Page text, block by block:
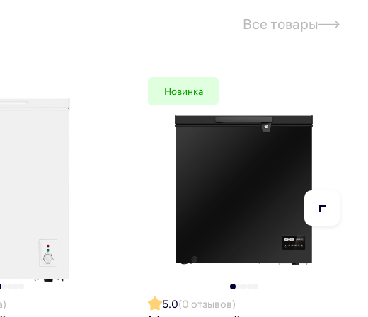
до -32 °С.
петли незаметны снаружи, имеют эстетичный вид и
Все товары
Новинка
5.0(0 отзывов)